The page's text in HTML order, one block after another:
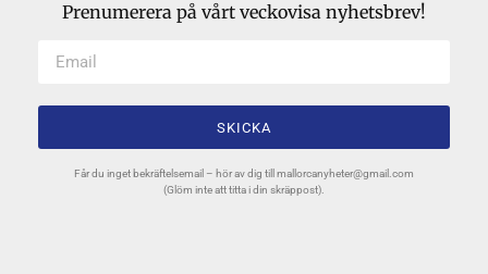
Prenumerera på vårt veckovisa nyhetsbrev!
SKICKA
Får du inget bekräftelsemail – hör av dig till mallorcanyheter@gmail.com
(Glöm inte att titta i din skräppost).